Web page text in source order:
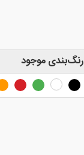
رنگ‌بندی موجود